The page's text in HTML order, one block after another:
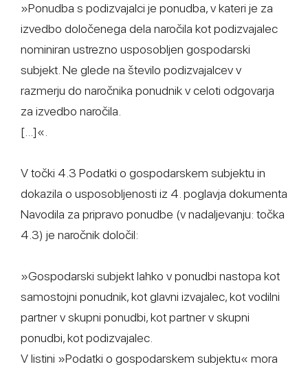
»Ponudba s podizvajalci je ponudba, v kateri je za
izvedbo določenega dela naročila kot podizvajalec
nominiran ustrezno usposobljen gospodarski
subjekt. Ne glede na število podizvajalcev v
razmerju do naročnika ponudnik v celoti odgovarja
za izvedbo naročila.
[...]«.
V točki 4.3 Podatki o gospodarskem subjektu in
dokazila o usposobljenosti iz 4. poglavja dokumenta
Navodila za pripravo ponudbe (v nadaljevanju: točka
4.3) je naročnik določil:
»Gospodarski subjekt lahko v ponudbi nastopa kot
samostojni ponudnik, kot glavni izvajalec, kot vodilni
partner v skupni ponudbi, kot partner v skupni
ponudbi, kot podizvajalec.
V listini »Podatki o gospodarskem subjektu« mora